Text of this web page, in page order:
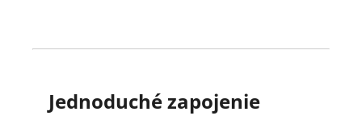
Jednoduché zapojenie